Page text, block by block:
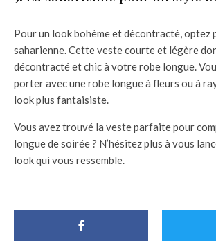
Pour un look bohème et décontracté, optez
saharienne. Cette veste courte et légère
décontracté et chic à votre robe longue.
porter avec une robe longue à fleurs ou à
look plus fantaisiste.
Vous avez trouvé la veste parfaite pour
longue de soirée ? N’hésitez plus à vous
look qui vous ressemble.